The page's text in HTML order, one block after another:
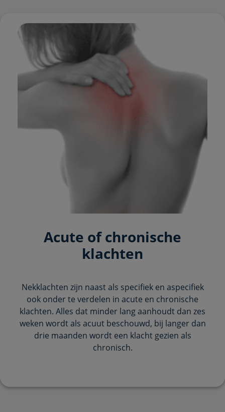
Acute of chronische
klachten
Nekklachten zijn naast als specifiek en aspecifiek
ook onder te verdelen in acute en chronische
klachten. Alles dat minder lang aanhoudt dan zes
weken wordt als acuut beschouwd, bij langer dan
drie maanden wordt een klacht gezien als
chronisch.